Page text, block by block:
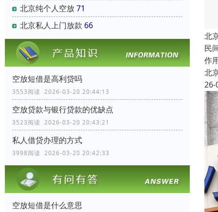
北京纯个人空放71
北京私人上门放款 66
空放短借是高利贷吗
3553阅读 2026-03-20 20:44:13
空放贷款与银行贷款的优缺点
3523阅读 2026-03-20 20:43:21
私人借贷办理的方式
3998阅读 2026-03-20 20:42:33
空放短借是什么意思
北
民
作
北
26-